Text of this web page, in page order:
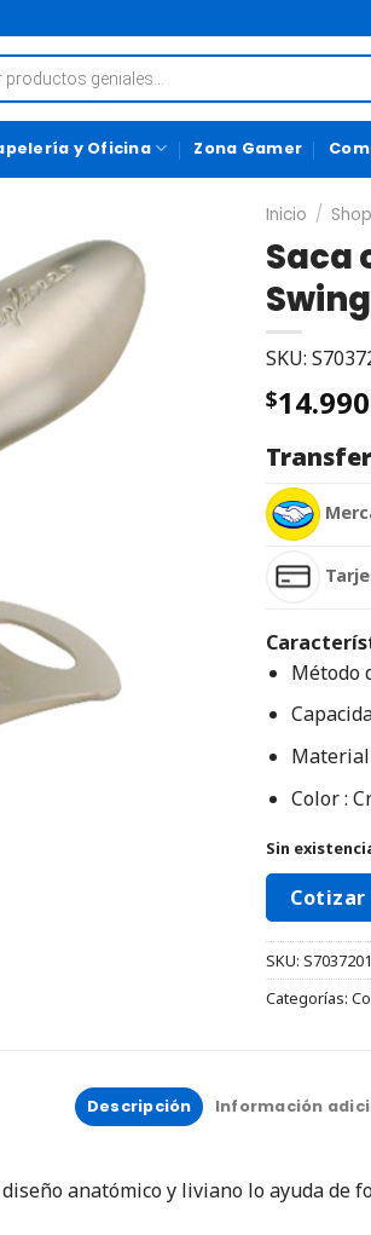
y Oficina Zona Gamer
Inicio / Shop
Saca
SKU:
$14.990
Método
Color :
Sin
Cotizar
SKU:
Categorías:
Descripción Información
anatómico y liviano lo ayuda